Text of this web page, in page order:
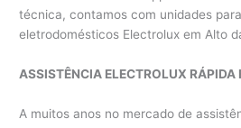
técnica, contamos com unidades
eletrodomésticos Electrolux em Alto
ASSISTÊNCIA ELECTROLUX RÁPIDA
A muitos anos no mercado de